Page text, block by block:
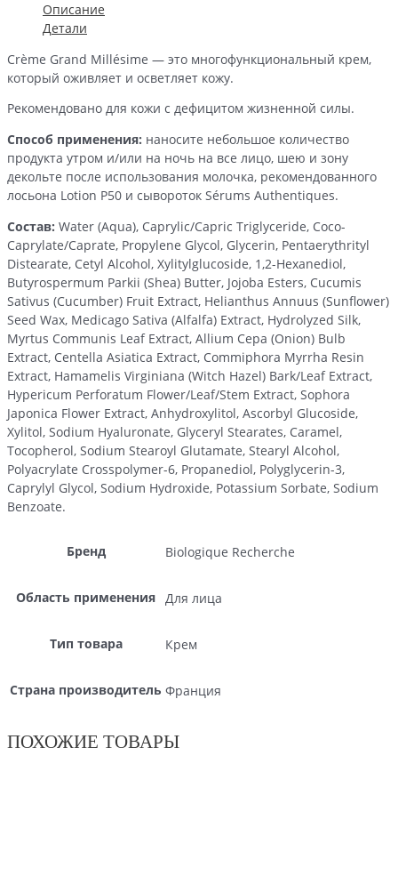
50
мл
Описание
Детали
Crème Grand Millésime — это многофункциональный крем,
который оживляет и осветляет кожу.
Рекомендовано для кожи с дефицитом жизненной силы.
Способ применения: наносите небольшое количество
продукта утром и/или на ночь на все лицо, шею и зону
декольте после использования молочка, рекомендованного
лосьона Lotion P50 и сывороток Sérums Authentiques.
Состав: Water (Aqua), Caprylic/Capric Triglyceride, Coco-
Caprylate/Caprate, Propylene Glycol, Glycerin, Pentaerythrityl
Distearate, Cetyl Alcohol, Xylitylglucoside, 1,2-Hexanediol,
Butyrospermum Parkii (Shea) Butter, Jojoba Esters, Cucumis
Sativus (Cucumber) Fruit Extract, Helianthus Annuus (Sunflower)
Seed Wax, Medicago Sativa (Alfalfa) Extract, Hydrolyzed Silk,
Myrtus Communis Leaf Extract, Allium Cepa (Onion) Bulb
Extract, Centella Asiatica Extract, Commiphora Myrrha Resin
Extract, Hamamelis Virginiana (Witch Hazel) Bark/Leaf Extract,
Hypericum Perforatum Flower/Leaf/Stem Extract, Sophora
Japonica Flower Extract, Anhydroxylitol, Ascorbyl Glucoside,
Xylitol, Sodium Hyaluronate, Glyceryl Stearates, Caramel,
Tocopherol, Sodium Stearoyl Glutamate, Stearyl Alcohol,
Polyacrylate Crosspolymer-6, Propanediol, Polyglycerin-3,
Caprylyl Glycol, Sodium Hydroxide, Potassium Sorbate, Sodium
Benzoate.
Бренд Biologique Recherche
Область применения Для лица
Тип товара Крем
Страна производитель Франция
ПОХОЖИЕ ТОВАРЫ